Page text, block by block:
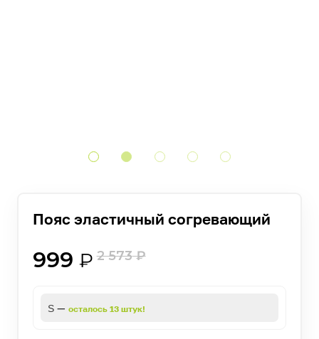
Пояс эластичный согревающий
999 ₽ 2 573₽
S— осталось 13 штук!